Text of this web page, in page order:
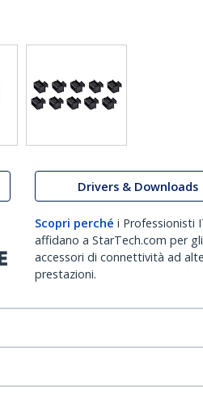
Drivers & Downloads
Scopri perché i Professionisti
affidano a StarTech.com per gli
accessori di connettività ad alte
prestazioni.